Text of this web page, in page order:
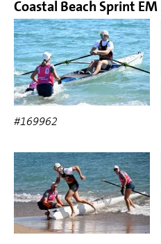
Coastal Beach Sprint
#169962